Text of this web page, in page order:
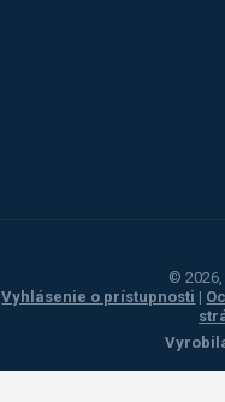
© 2026,
Vyhlásenie o prístupnosti |